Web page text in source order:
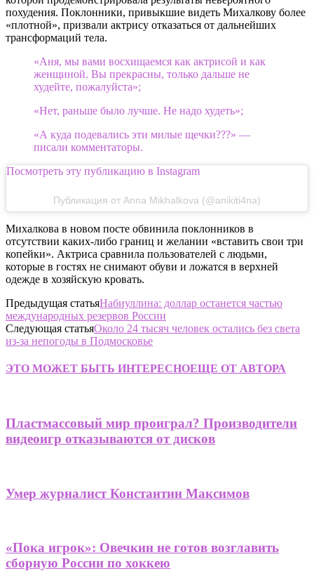
похудения. Поклонники, привыкшие видеть Михалкову более
«плотной», призвали актрису отказаться от дальнейших
трансформаций тела.
«Аня, мы вами восхищаемся как актрисой и как
женщиной. Вы прекрасны, только дальше не
худейте, пожалуйста»;
«Нет, раньше было лучше. Не надо худеть»;
«А куда подевались эти милые щечки???» —
писали комментаторы.
Посмотреть эту публикацию в Instagram
Публикация от Anna Mikhalkova (@anikiti4na)
Михалкова в новом посте обвинила поклонников в
отсутствии каких-либо границ и желании «вставить свои три
копейки». Актриса сравнила пользователей с людьми,
которые в гостях не снимают обуви и ложатся в верхней
одежде в хозяйскую кровать.
Предыдущая статьяНабиуллина: доллар останется частью
международных резервов России
Следующая статьяОколо 24 тысяч человек остались без света
из-за непогоды в Подмосковье
ЭТО МОЖЕТ БЫТЬ ИНТЕРЕСНОЕЩЕ ОТ АВТОРА
Пластмассовый мир проиграл? Производители
видеоигр отказываются от дисков
Умер журналист Константин Максимов
«Пока игрок»: Овечкин не готов возглавить
сборную России по хоккею